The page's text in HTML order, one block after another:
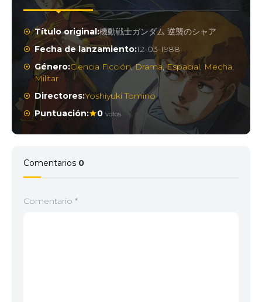
Título original:機動戦士ガンダム 逆襲のシャア
Fecha de lanzamiento:12-03-1988
Género:Ciencia Ficción,Drama,Espacial, Mecha,
Militar
Directores:Yoshiyuki Tomino
Puntuación:
0 votos
Comentarios 0
Comentario *